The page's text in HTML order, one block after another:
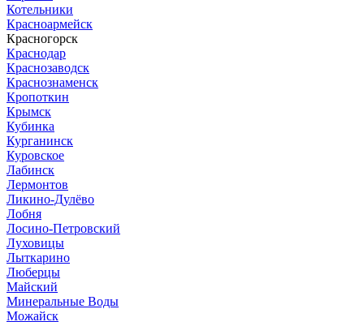
Котельники
Красноармейск
Красногорск
Краснодар
Краснозаводск
Краснознаменск
Кропоткин
Крымск
Кубинка
Курганинск
Куровское
Лабинск
Лермонтов
Ликино-Дулёво
Лобня
Лосино-Петровский
Луховицы
Лыткарино
Люберцы
Майский
Минеральные Воды
Можайск